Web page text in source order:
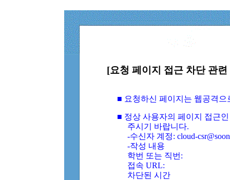
[요청 페이지 접근 차단 관
■ 요청하신 페이지는 웹공격
■ 정상 사용자의 페이지 접근
주시기 바랍니다.
-수신자 계정: cloud-
-작성 내용
학번 또는 직번:
접속 URL:
차단된 시간